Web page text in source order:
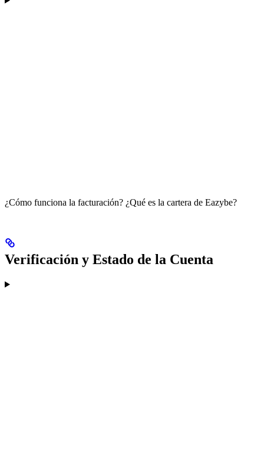
¿Cómo funciona la facturación? ¿Qué es la cartera de Eazybe?
Verificación y Estado de la Cuenta